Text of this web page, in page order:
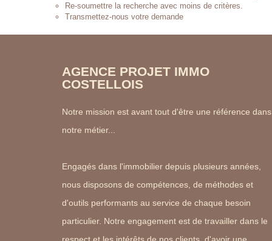
Re-soumettre la recherche avec moins de critères.
Transmettez-nous votre demande
AGENCE PROJET IMMO
COSTELLOIS
Notre mission est avant tout d'être une référence dans
notre métier...
Engagés dans l'immobilier depuis plusieurs années,
nous disposons de compétences, de méthodes et
d'outils performants au service de chaque besoin
particulier. Notre engagement est de travailler dans le